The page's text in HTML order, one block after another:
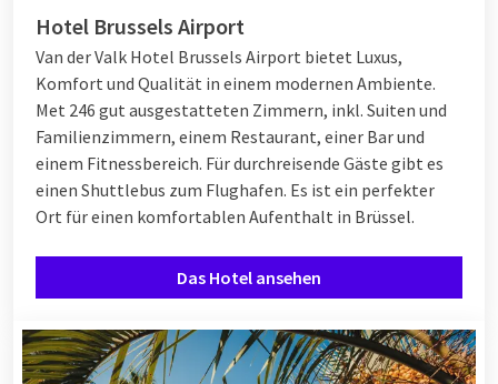
Hotel Brussels Airport
Van der Valk Hotel Brussels Airport bietet Luxus,
Komfort und Qualität in einem modernen Ambiente.
Met 246 gut ausgestatteten Zimmern, inkl. Suiten und
Familienzimmern, einem Restaurant, einer Bar und
einem Fitnessbereich. Für durchreisende Gäste gibt es
einen Shuttlebus zum Flughafen. Es ist ein perfekter
Ort für einen komfortablen Aufenthalt in Brüssel.
Das Hotel ansehen